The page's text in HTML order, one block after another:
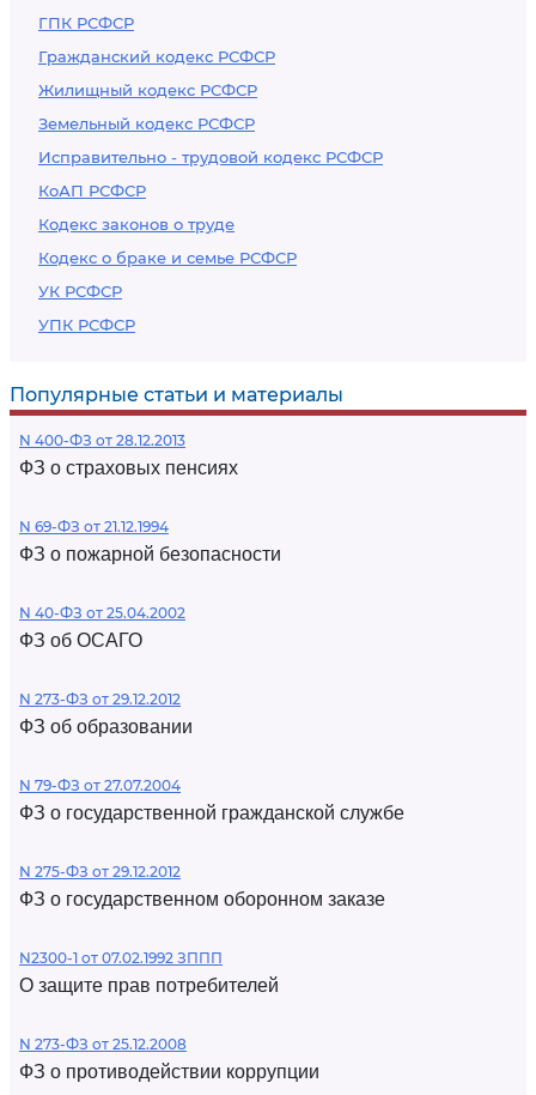
ГПК РСФСР
Гражданский кодекс РСФСР
Жилищный кодекс РСФСР
Земельный кодекс РСФСР
Исправительно - трудовой кодекс РСФСР
КоАП РСФСР
Кодекс законов о труде
Кодекс о браке и семье РСФСР
УК РСФСР
УПК РСФСР
Популярные статьи и материалы
N 400-ФЗ от 28.12.2013
ФЗ о страховых пенсиях
N 69-ФЗ от 21.12.1994
ФЗ о пожарной безопасности
N 40-ФЗ от 25.04.2002
ФЗ об ОСАГО
N 273-ФЗ от 29.12.2012
ФЗ об образовании
N 79-ФЗ от 27.07.2004
ФЗ о государственной гражданской службе
N 275-ФЗ от 29.12.2012
ФЗ о государственном оборонном заказе
N2300-1 от 07.02.1992 ЗППП
О защите прав потребителей
N 273-ФЗ от 25.12.2008
ФЗ о противодействии коррупции